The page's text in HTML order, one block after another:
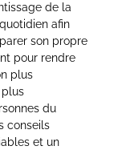
de la
afin
son propre
pour rendre
plus
du
conseils
et un